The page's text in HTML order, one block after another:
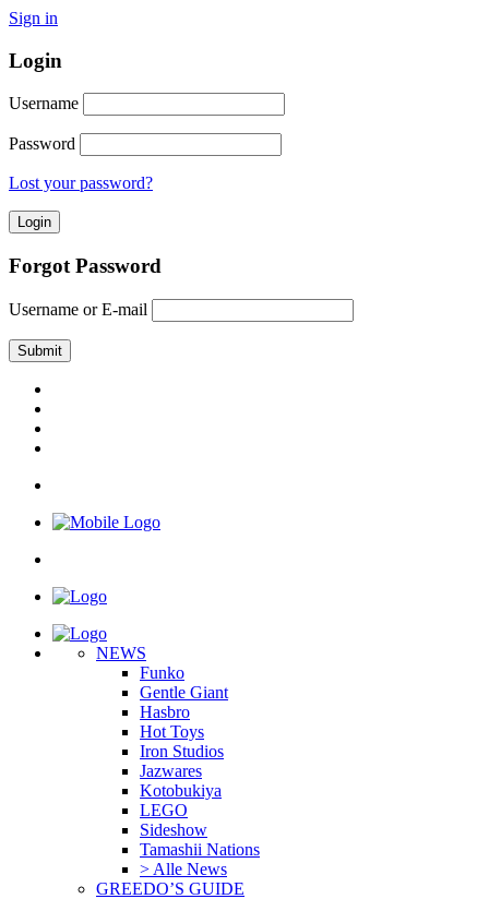
Sign in
Login
Username
Password
Lost your password?
Forgot Password
Username or E-mail
NEWS
Funko
Gentle Giant
Hasbro
Hot Toys
Iron Studios
Jazwares
Kotobukiya
LEGO
Sideshow
Tamashii Nations
> Alle News
GREEDO’S GUIDE